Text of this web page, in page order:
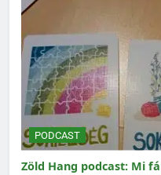
PODCAST
Zöld Hang podcast: Mi